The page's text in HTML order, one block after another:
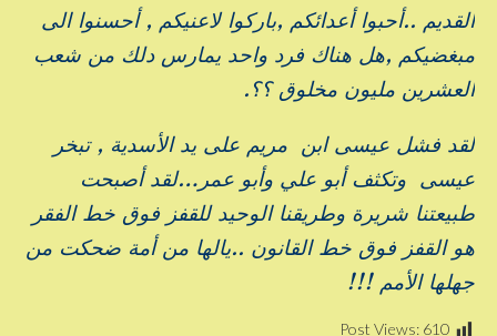
القديم ..أحبوا أعدائكم ,باركوا لاعنيكم , أحسنوا الى
مبغضيكم ,هل هناك فرد واحد يمارس دلك من شعب
العشرين مليون مخلوق ؟؟.
لقد فشل عيسى ابن مريم على يد الأسدية , تبخر
عيسى وتكثف أبو علي وأبو عمر…لقد أصبحت
طبيعتنا شريرة وطريقنا الوحيد للقفز فوق خط الفقر
هو القفز فوق خط القانون ..يالها من أمة ضحكت من
جهلها الأمم !!!
Post Views: 610